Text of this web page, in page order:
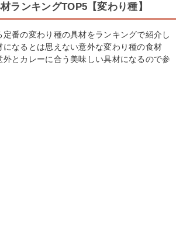
ランキングTOP5【変わり種】
定番の変わり種の具材をランキングで紹介し
になるとは思えない意外な変わり種の食材
外とカレーに合う美味しい具材になるので参